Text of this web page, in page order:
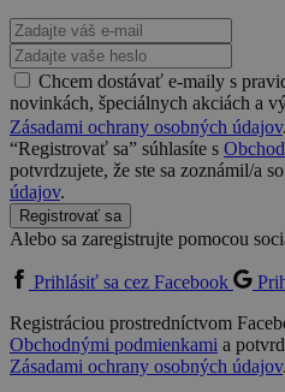
Chcem dostávať e-maily s
novinkách, špeciálnych akciách a
Zásadami ochrany osobných údajov.
“Registrovať sa” súhlasíte s
potvrdzujete, že ste sa zoznámil/a so
údajov.
Registrovať sa
Alebo sa zaregistrujte pomocou
Prihlásiť sa cez Facebook
Registráciou prostredníctvom
Obchodnými podmienkami a
Zásadami ochrany osobných údajov.